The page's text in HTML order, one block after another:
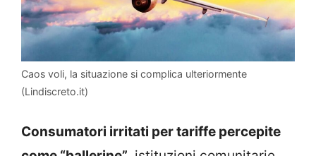
Caos voli, la situazione si complica ulteriormente
(Lindiscreto.it)
Consumatori irritati per tariffe percepite